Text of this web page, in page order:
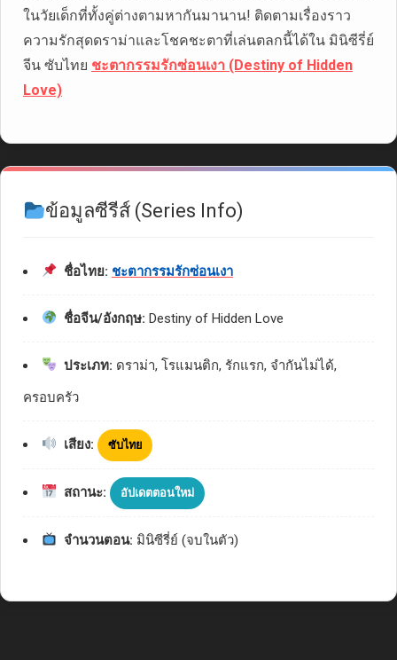
ในวัยเด็กที่ทั้งคู่ต่างตามหากันมานาน! ติดตามเรื่องราว
ความรักสุดดราม่าและโชคชะตาที่เล่นตลกนี้ได้ใน มินิซีรี่ย์
จีน ซับไทย ชะตากรรมรักซ่อนเงา (Destiny of Hidden
Love)
ข้อมูลซีรีส์ (Series Info)
ชื่อไทย: ชะตากรรมรักซ่อนเงา
ชื่อจีน/อังกฤษ: Destiny of Hidden Love
ประเภท: ดราม่า, โรแมนติก, รักแรก, จำกันไม่ได้,
ครอบครัว
เสียง: ซับไทย
สถานะ: อัปเดตตอนใหม่
จำนวนตอน: มินิซีรี่ย์ (จบในตัว)